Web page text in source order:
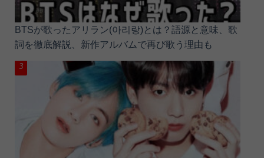
BTSが歌ったアリラン(아리랑)とは？語源と意味、歌
詞を徹底解説、新作アルバムで再び歌う理由も